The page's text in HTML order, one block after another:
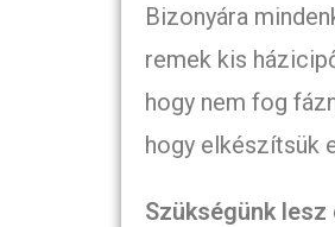
Bizonyára
remek kis
hogy nem fog
hogy elkészítsük
Szükségünk